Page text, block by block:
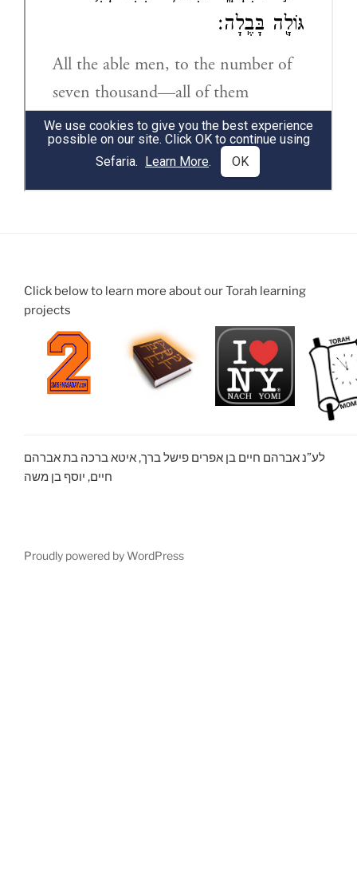
Click below to learn more about our Torah learning
projects
לע”נ אברהם חיים בן אפרים פישל ברך, איטא ברכה בת אברהם
חיים, יוסף בן משה
Proudly powered by WordPress